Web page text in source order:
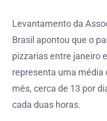
Levantamento da
Brasil apontou que o
pizzarias entre janeiro
representa uma média
mês, cerca de 13 por
cada duas horas.